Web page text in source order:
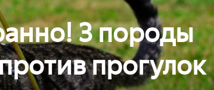
3 породы
прогулок